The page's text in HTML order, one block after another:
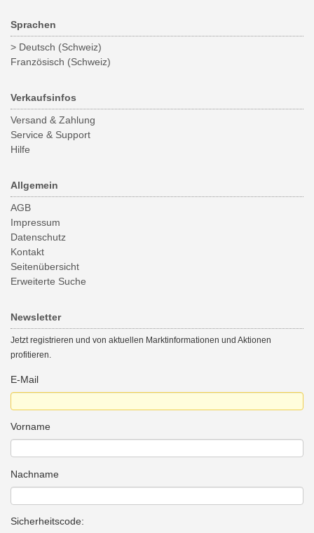
Sprachen
> Deutsch (Schweiz)
Französisch (Schweiz)
Verkaufsinfos
Versand & Zahlung
Service & Support
Hilfe
Allgemein
AGB
Impressum
Datenschutz
Kontakt
Seitenübersicht
Erweiterte Suche
Newsletter
Jetzt registrieren und von aktuellen Marktinformationen und Aktionen
profitieren.
E-Mail
Vorname
Nachname
Sicherheitscode: